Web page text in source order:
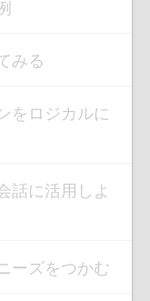
みる
をロジカルに
話に活用しよ
ーズをつかむ